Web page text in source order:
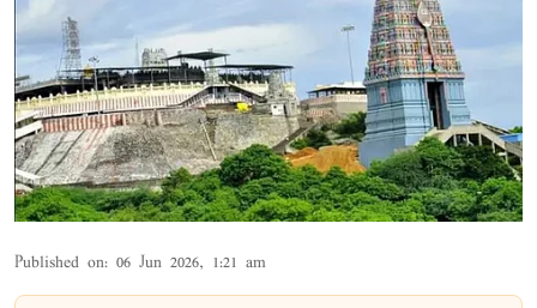
Published on: 06 Jun 2026, 1:21 am